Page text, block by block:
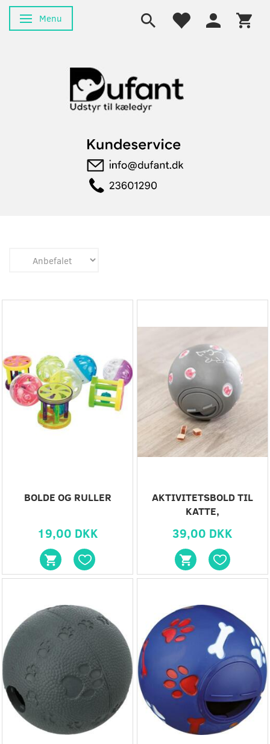
Skifte navigation
Menu
BOLDE OG RULLER
19,00 DKK
AKTIVITETSBOLD TIL
KATTE,
39,00 DKK